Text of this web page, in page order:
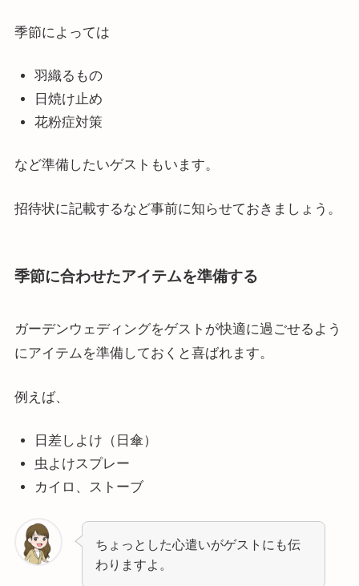
季節によっては
羽織るもの
日焼け止め
花粉症対策
など準備したいゲストもいます。
招待状に記載するなど事前に知らせておきましょう。
季節に合わせたアイテムを準備する
ガーデンウェディングをゲストが快適に過ごせるよう
にアイテムを準備しておくと喜ばれます。
例えば、
日差しよけ（日傘）
虫よけスプレー
カイロ、ストーブ
ちょっとした心遣いがゲストにも伝
わりますよ。